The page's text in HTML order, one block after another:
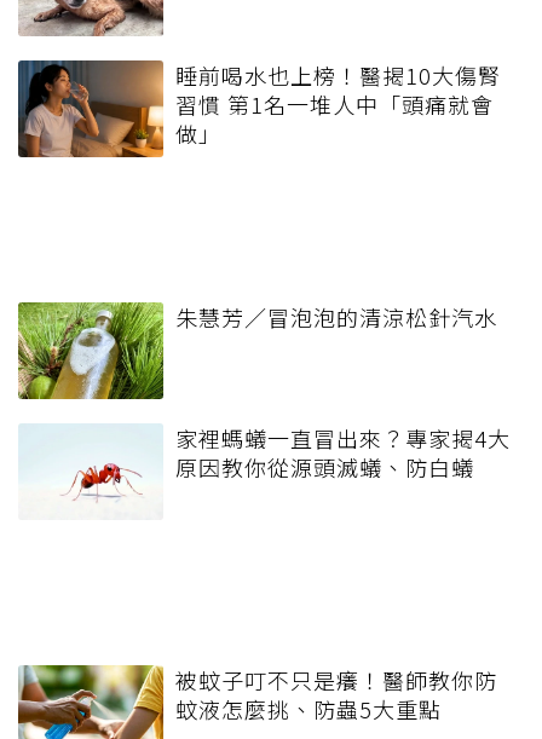
睡前喝水也上榜！醫揭10大傷腎
習慣 第1名一堆人中「頭痛就會
做」
朱慧芳／冒泡泡的清涼松針汽水
家裡螞蟻一直冒出來？專家揭4大
原因教你從源頭滅蟻、防白蟻
被蚊子叮不只是癢！醫師教你防
蚊液怎麼挑、防蟲5大重點